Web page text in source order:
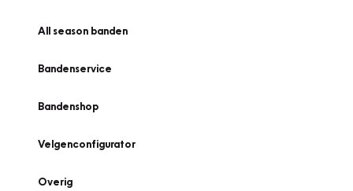
All season banden
Bandenservice
Bandenshop
Velgenconfigurator
Overig